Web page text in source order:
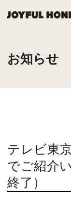
お知らせ
テレビ東
でご紹介
終了）